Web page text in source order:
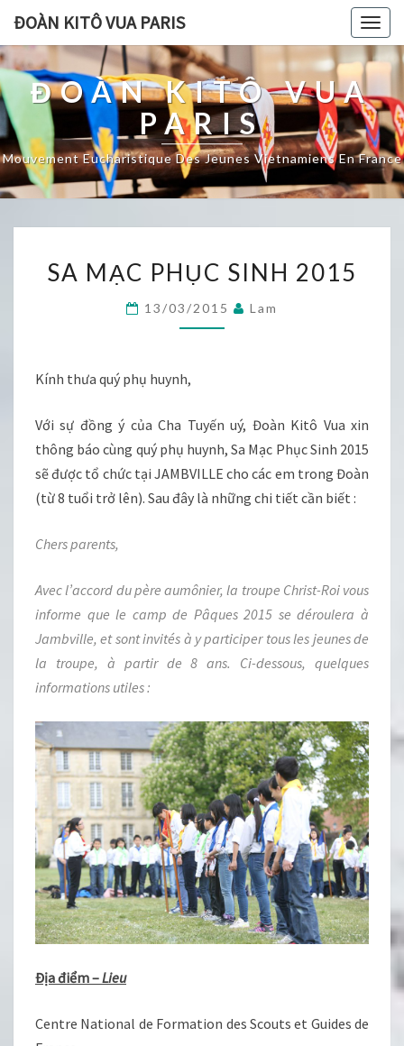
ĐOÀN KITÔ VUA PARIS
ĐOÀN KITÔ VUA
PARIS
Mouvement Eucharistique Des Jeunes Vietnamiens En France
MẠC
SINH
2015
SA MẠC PHỤC SINH 2015
13/03/2015 Lam
Kính thưa quý phụ huynh,
Với sự đồng ý của Cha Tuyến uý, Đoàn Kitô Vua xin
thông báo cùng quý phụ huynh, Sa Mạc Phục Sinh 2015
sẽ được tổ chức tại JAMBVILLE cho các em trong Đoàn
(từ 8 tuổi trở lên). Sau đây là những chi tiết cần biết :
Chers parents,
Avec l’accord du père aumônier, la troupe Christ-Roi vous
informe que le camp de Pâques 2015 se déroulera à
Jambville, et sont invités à y participer tous les jeunes de
la troupe, à partir de 8 ans. Ci-dessous, quelques
informations utiles :
Địa điểm –Lieu
Centre National de Formation des Scouts et Guides de